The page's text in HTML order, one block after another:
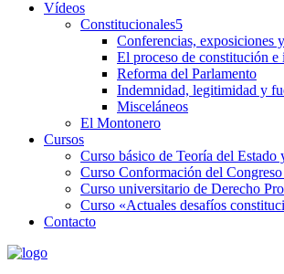
Vídeos
Constitucionales
Conferencias, exposiciones
El proceso de constitución
Reforma del Parlamento
Indemnidad, legitimidad y
Misceláneos
El Montonero
Cursos
Curso básico de Teoría del
Curso Conformación del
Curso universitario de Derecho
Curso «Actuales desafíos
Contacto